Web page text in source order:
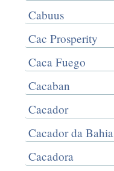
Cabuus
Cac Prosperity
Caca Fuego
Cacaban
Cacador
Cacador da Bahia
Cacadora